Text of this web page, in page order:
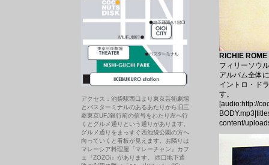
RICHIE
フィリーソウ
アルバム全体
イントロ・ド
す。
[audio:http://
content/
アクセス：池袋駅西口より東京芸術劇場
とバスターミナルのあるあたりから旧三
菱東京UFJ銀行前の信号をわたり左へ行
くとグルメ通りという通りがあります。
グルメ通りをまっすぐ西池袋公園の方へ
向っていくと看板が見えます。お隣りは
マレーシア料理屋『マレーチャン』カフ
ェ『ZOZOi』があります。 西口地下通